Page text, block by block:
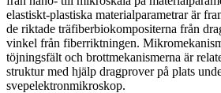
elastiskt-plastiska materialparametrar är
de riktade träfiberbiokompositerna från
vinkel från fiberriktningen.
töjningsfält och brottmekanismerna är
struktur med hjälp dragprover på plats
svepelektronmikroskop.